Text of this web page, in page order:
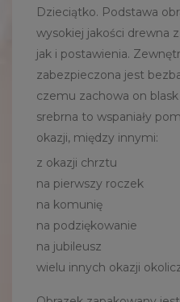
Dzieciątko. Podstawa
wysokiej jakości drewna
jak i postawienia.
zabezpieczona jest
czemu zachowa on
srebrna to wspaniały
okazji, między innymi:
z okazji chrztu
na pierwszy roczek
na komunię
na podziękowanie
na jubileusz
wielu innych okazji